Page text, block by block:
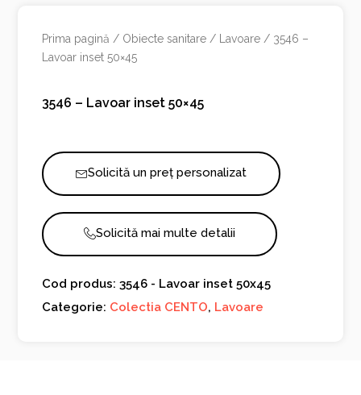
Prima pagină / Obiecte sanitare / Lavoare / 3546 –
Lavoar inset 50×45
3546 – Lavoar inset 50×45
Solicită un preț personalizat
Solicită mai multe detalii
Cod produs: 3546 - Lavoar inset 50x45
Categorie: Colectia CENTO, Lavoare